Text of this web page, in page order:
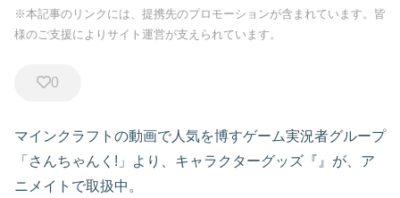
※本記事のリンクには、提携先のプロモーションが含まれています。皆
様のご支援によりサイト運営が支えられています。
0
マインクラフトの動画で人気を博すゲーム実況者グループ
「さんちゃんく!」より、キャラクターグッズ『』が、ア
ニメイトで取扱中。